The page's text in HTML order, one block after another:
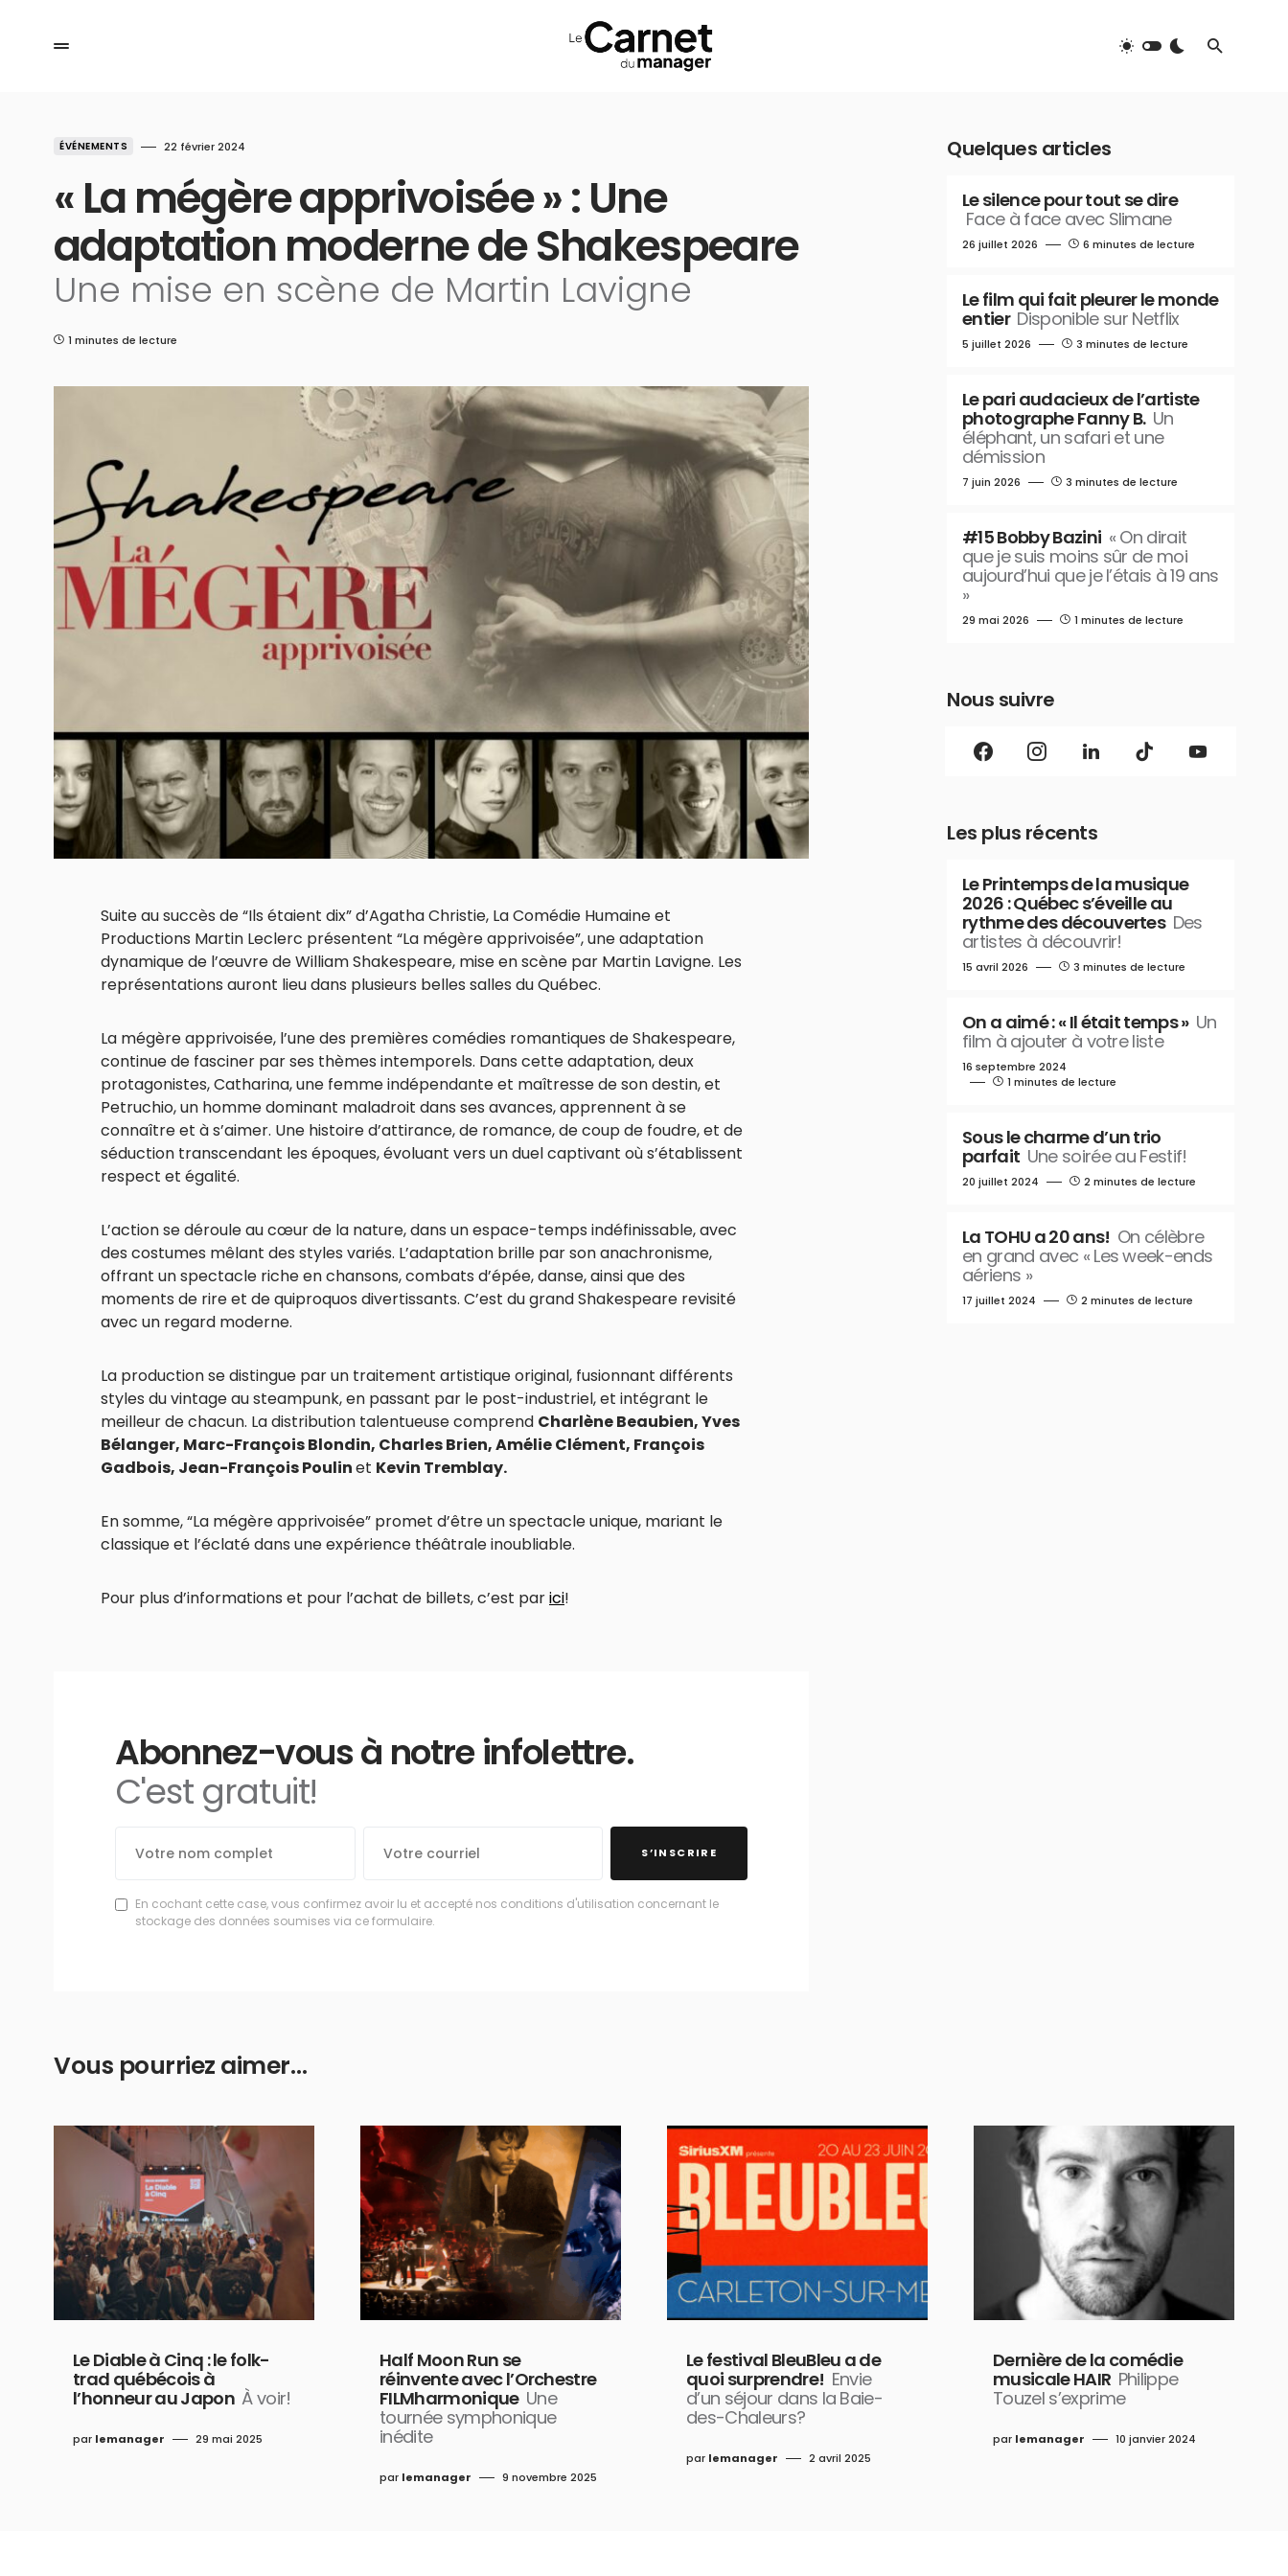
ÉVÉNEMENTS 22 février 2024
« La mégère apprivoisée » : Une
adaptation moderne de Shakespeare
Une mise en scène de Martin Lavigne
1 minutes de lecture
Suite au succès de “Ils étaient dix” d’Agatha Christie, La Comédie Humaine et
Productions Martin Leclerc présentent “La mégère apprivoisée”, une adaptation
dynamique de l’œuvre de William Shakespeare, mise en scène par Martin Lavigne. Les
représentations auront lieu dans plusieurs belles salles du Québec.
La mégère apprivoisée, l’une des premières comédies romantiques de Shakespeare,
continue de fasciner par ses thèmes intemporels. Dans cette adaptation, deux
protagonistes, Catharina, une femme indépendante et maîtresse de son destin, et
Petruchio, un homme dominant maladroit dans ses avances, apprennent à se
connaître et à s’aimer. Une histoire d’attirance, de romance, de coup de foudre, et de
séduction transcendant les époques, évoluant vers un duel captivant où s’établissent
respect et égalité.
L’action se déroule au cœur de la nature, dans un espace-temps indéfinissable, avec
des costumes mêlant des styles variés. L’adaptation brille par son anachronisme,
offrant un spectacle riche en chansons, combats d’épée, danse, ainsi que des
moments de rire et de quiproquos divertissants. C’est du grand Shakespeare revisité
avec un regard moderne.
La production se distingue par un traitement artistique original, fusionnant différents
styles du vintage au steampunk, en passant par le post-industriel, et intégrant le
meilleur de chacun. La distribution talentueuse comprend Charlène Beaubien, Yves
Bélanger, Marc-François Blondin, Charles Brien, Amélie Clément, François
Gadbois, Jean-François Poulinet Kevin Tremblay.
En somme, “La mégère apprivoisée” promet d’être un spectacle unique, mariant le
classique et l’éclaté dans une expérience théâtrale inoubliable.
Pour plus d’informations et pour l’achat de billets, c’est parici!
Abonnez-vous à notre infolettre.
C'est gratuit!
S’INSCRIRE
En cochant cette case, vous confirmez avoir lu et accepté nos conditions d'utilisation concernant le
stockage des données soumises via ce formulaire.
Quelques articles
Le silence pour tout se dire
Face à face avec Slimane
26 juillet 2026 6 minutes de lecture
Le film qui fait pleurer le monde
entier Disponible sur Netflix
5 juillet 2026 3 minutes de lecture
Le pari audacieux de l’artiste
photographe Fanny B. Un
éléphant, un safari et une
démission
7 juin 2026 3 minutes de lecture
#15 Bobby Bazini « On dirait
que je suis moins sûr de moi
aujourd’hui que je l’étais à 19 ans
»
29 mai 2026 1 minutes de lecture
Nous suivre
Les plus récents
Le Printemps de la musique
2026 : Québec s’éveille au
rythme des découvertes Des
artistes à découvrir!
15 avril 2026 3 minutes de lecture
On a aimé : « Il était temps » Un
film à ajouter à votre liste
16 septembre 2024
1 minutes de lecture
Sous le charme d’un trio
parfait Une soirée au Festif!
20 juillet 2024 2 minutes de lecture
La TOHU a 20 ans! On célèbre
en grand avec « Les week-ends
aériens »
17 juillet 2024 2 minutes de lecture
Vous pourriez aimer…
Le Diable à Cinq : le folk-
trad québécois à
l’honneur au Japon À voir!
par lemanager 29 mai 2025
Half Moon Run se
réinvente avec l’Orchestre
FILMharmonique Une
tournée symphonique
inédite
par lemanager 9 novembre 2025
Le festival BleuBleu a de
quoi surprendre! Envie
d’un séjour dans la Baie-
des-Chaleurs?
par lemanager 2 avril 2025
Dernière de la comédie
musicale HAIR Philippe
Touzel s’exprime
par lemanager 10 janvier 2024